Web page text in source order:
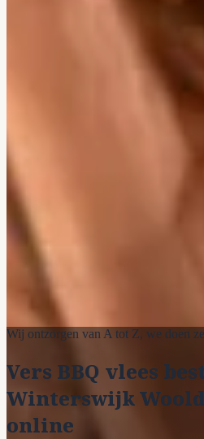
Wij ontzorgen van A tot Z, we doen
Vers BBQ vlees
Winterswijk
online